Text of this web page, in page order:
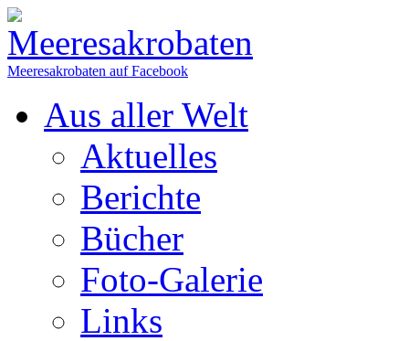
Meeresakrobaten auf Facebook
Aus aller Welt
Aktuelles
Berichte
Bücher
Foto-Galerie
Links